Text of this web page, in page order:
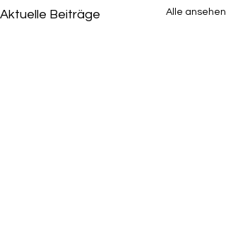
Aktuelle Beiträge Alle ansehen